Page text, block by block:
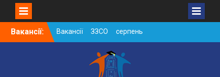
SkipВакансії:
Вакансії ЗЗСО серпень
2026
Вакансії ЗЗСО червень
Вакансії у ЗДО та